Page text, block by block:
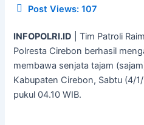
Post Views: 107
INFOPOLRI.ID | Tim Patroli
Polresta Cirebon berhasil
membawa senjata tajam
Kabupaten Cirebon, Sabtu (4/
pukul 04.10 WIB.